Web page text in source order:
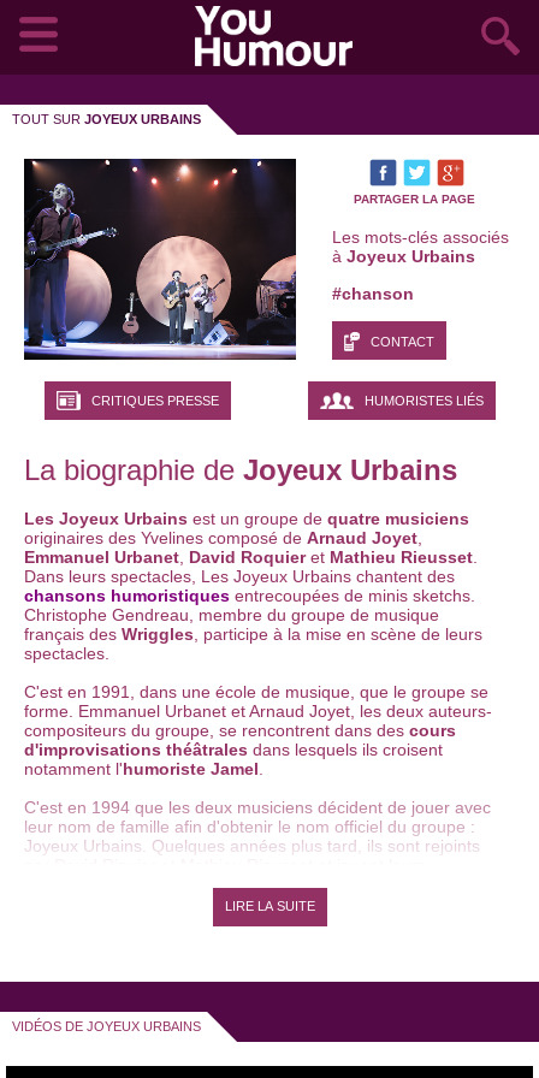
TOUT SUR JOYEUX URBAINS
PARTAGER LA PAGE
Les mots-clés associés
à Joyeux Urbains
#chanson
CONTACT
CRITIQUES PRESSE HUMORISTES LIÉS
La biographie de Joyeux Urbains
Les Joyeux Urbains est un groupe de quatre musiciens
originaires des Yvelines composé de Arnaud Joyet
Emmanuel Urbanet David Roquieret Mathieu Rieusset
Dans leurs spectacles, Les Joyeux Urbains chantent des
chansons humoristiques entrecoupées de minis sketchs.
Christophe Gendreau, membre du groupe de musique
français des Wriggles , participe à la mise en scène de leurs
spectacles.
C'est en 1991, dans une école de musique, que le groupe se
forme. Emmanuel Urbanet et Arnaud Joyet, les deux auteurs-
compositeurs du groupe, se rencontrent dans des cours
d'improvisations théâtrales dans lesquels ils croisent
notamment l'humoriste Jamel
C'est en 1994 que les deux musiciens décident de jouer avec
leur nom de famille afin d'obtenir le nom officiel du groupe :
Joyeux Urbains. Quelques années plus tard, ils sont rejoints
compositions dans des abribus des Yvellines. Cette même
année, ils participent à leur premierfestival d'humour
Dinard Comedy Festival.
spectaclesavant d'effectuer les premières parties de groupes
et le groupe de rock Pigalle.
LIRE LA SUITE
VIDÉOS DE JOYEUX URBAINS